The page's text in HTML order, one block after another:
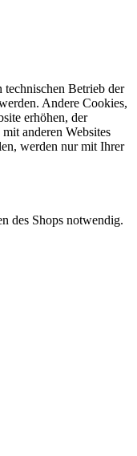
technischen Betrieb der
Andere Cookies,
erhöhen, der
anderen Websites
werden nur mit Ihrer
des Shops notwendig.